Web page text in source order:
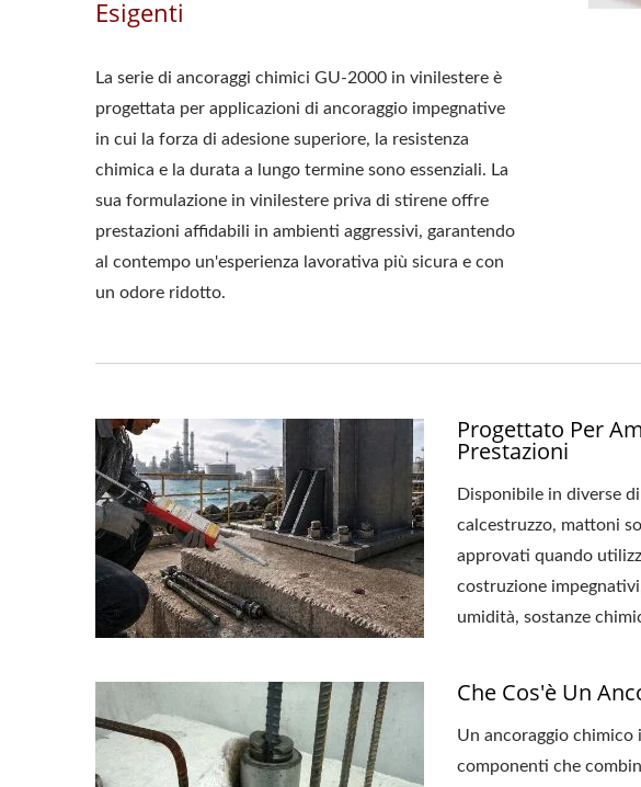
Esigenti
La serie di ancoraggi chimici GU-2000 in vinilestere è
progettata per applicazioni di ancoraggio impegnative
in cui la forza di adesione superiore, la resistenza
chimica e la durata a lungo termine sono essenziali. La
sua formulazione in vinilestere priva di stirene offre
prestazioni affidabili in ambienti aggressivi, garantendo
al contempo un'esperienza lavorativa più sicura e con
un odore ridotto.
Progettato Per
Prestazioni
Disponibile in diverse
calcestruzzo, mattoni
approvati quando
costruzione
umidità, sostanze
Che Cos'è Un
Un ancoraggio chimico
componenti che